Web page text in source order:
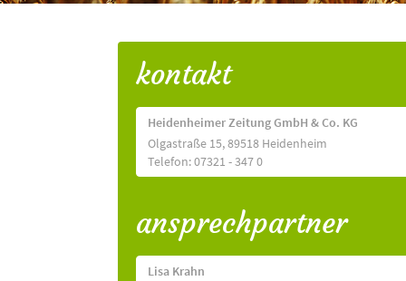
kontakt
Heidenheimer Zeitung GmbH & Co. KG
Olgastraße 15, 89518 Heidenheim
Telefon: 07321 - 347 0
ansprechpartner
Lisa Krahn